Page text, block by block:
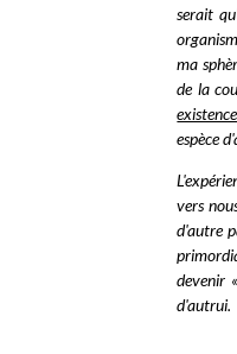
serait
ma
de la
existence
espèce
vers
d'autre
devenir
d'autrui.